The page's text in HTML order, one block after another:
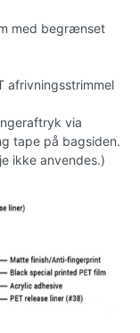
med begrænset
afrivningsstrimmel
via
tape på bagsiden.
ikke anvendes.)